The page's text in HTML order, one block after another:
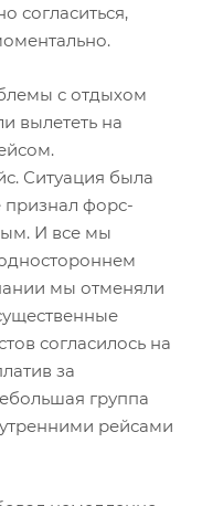
согласиться,
с отдыхом
вылететь на
Ситуация была
признал форс-
И все мы
мы отменяли
согласилось на
за
группа
рейсами